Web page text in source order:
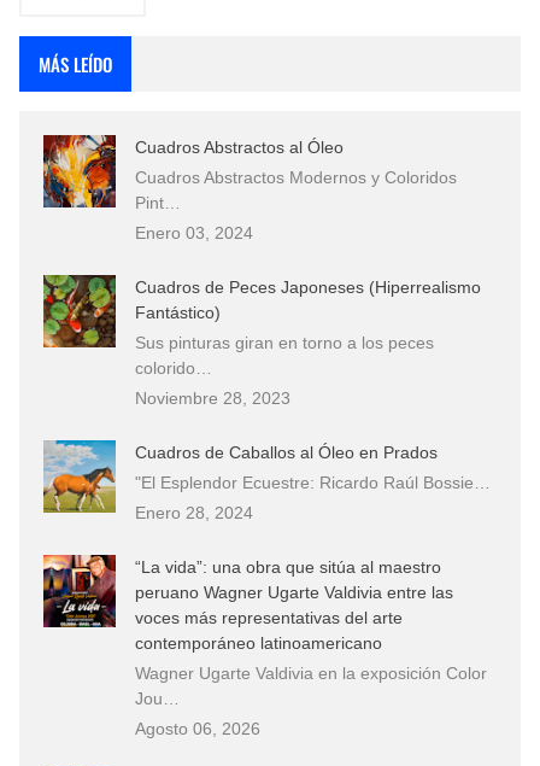
MÁS LEÍDO
Cuadros Abstractos al Óleo
Cuadros Abstractos Modernos y Coloridos
Pint…
Enero 03, 2024
Cuadros de Peces Japoneses (Hiperrealismo
Fantástico)
Sus pinturas giran en torno a los peces
colorido…
Noviembre 28, 2023
Cuadros de Caballos al Óleo en Prados
"El Esplendor Ecuestre: Ricardo Raúl Bossie…
Enero 28, 2024
“La vida”: una obra que sitúa al maestro
peruano Wagner Ugarte Valdivia entre las
voces más representativas del arte
contemporáneo latinoamericano
Wagner Ugarte Valdivia en la exposición Color
Jou…
Agosto 06, 2026